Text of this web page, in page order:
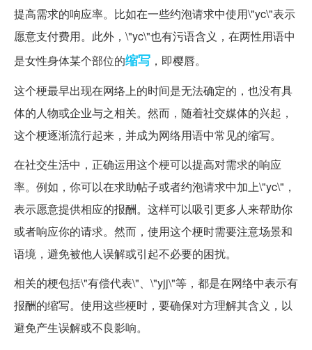
提高需求的响应率。比如在一些约泡请求中使用\"yc\"表示
愿意支付费用。此外，\"yc\"也有污语含义，在两性用语中
是女性身体某个部位的缩写 ，即樱唇。
这个梗最早出现在网络上的时间是无法确定的，也没有具
体的人物或企业与之相关。然而，随着社交媒体的兴起，
这个梗逐渐流行起来，并成为网络用语中常见的缩写。
在社交生活中，正确运用这个梗可以提高对需求的响应
率。例如，你可以在求助帖子或者约泡请求中加上\"yc\"，
表示愿意提供相应的报酬。这样可以吸引更多人来帮助你
或者响应你的请求。然而，使用这个梗时需要注意场景和
语境，避免被他人误解或引起不必要的困扰。
相关的梗包括\"有偿代表\"、\"yjj\"等，都是在网络中表示有
报酬的缩写。使用这些梗时，要确保对方理解其含义，以
避免产生误解或不良影响。